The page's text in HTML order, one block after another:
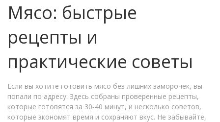
Мясо: быстрые
рецепты и
практические советы
Если вы хотите готовить мясо без лишних заморочек, вы
попали по адресу. Здесь собраны проверенные рецепты,
которые готовятся за 30‑40 минут, и несколько советов,
которые экономят время и сохраняют вкус. Не забывайте,